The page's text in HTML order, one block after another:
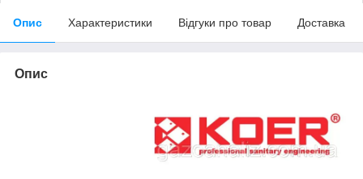
Опис Характеристики Відгуки про товар Доставка
Опис